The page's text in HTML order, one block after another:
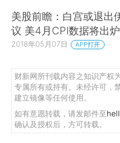
美股前瞻：白宫或退出
议 美4月CPI数据将出炉
2018年05月07日 APP打开
财新网所刊载内容之知识产权
专属所有或持有。未经许可，
建立镜像等任何使用。
如有意愿转载，请发邮件至
确认及授权后，方可转载。